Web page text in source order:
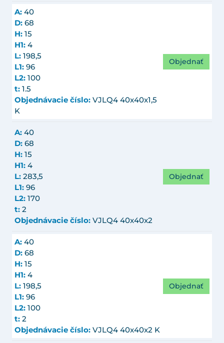
A: 40
D: 68
H: 15
H1: 4
L: 198,5
L1: 96
L2: 100
t: 1.5
Objednávacie číslo: VJLQ4 40x40x1,5
K
Objednať
A: 40
D: 68
H: 15
H1: 4
L: 283,5
L1: 96
L2: 170
t: 2
Objednávacie číslo: VJLQ4 40x40x2
Objednať
A: 40
D: 68
H: 15
H1: 4
L: 198,5
L1: 96
L2: 100
t: 2
Objednávacie číslo: VJLQ4 40x40x2 K
Objednať